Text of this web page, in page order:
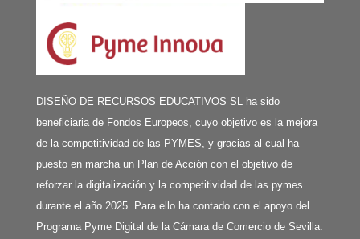
DISEÑO DE RECURSOS EDUCATIVOS SL ha sido
beneficiaria de Fondos Europeos, cuyo objetivo es la mejora
de la competitividad de las PYMES, y gracias al cual ha
puesto en marcha un Plan de Acción con el objetivo de
reforzar la digitalización y la competitividad de las pymes
durante el año 2025. Para ello ha contado con el apoyo del
Programa Pyme Digital de la Cámara de Comercio de Sevilla.